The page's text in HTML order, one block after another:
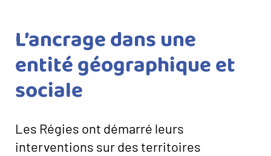
L’ancrage dans une
entité géographique et
sociale
Les Régies ont démarré leurs
interventions sur des territoires